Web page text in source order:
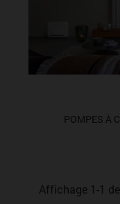
POMPES À
Affichage 1-1